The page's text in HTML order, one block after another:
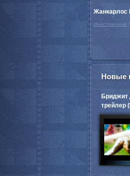
Жанкарлос
Иностранные /
Новые
Бриджит
трейлер